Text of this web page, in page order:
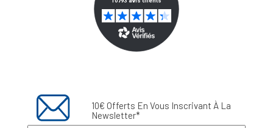
10€ Offerts En Vous Inscrivant À La
Newsletter*